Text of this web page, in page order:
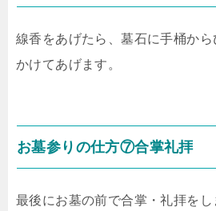
線香をあげたら、墓石に手桶か
かけてあげます。
お墓参りの仕方⑦合掌礼拝
最後にお墓の前で合掌・礼拝をし